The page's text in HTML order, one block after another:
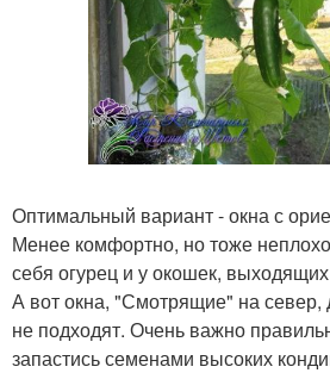
Оптимальный вариант - окна с
Менее комфортно, но тоже неплохо
себя огурец и у окошек,
А вот окна, "Смотрящие" на север,
не подходят. Очень важно
запастись семенами высоких